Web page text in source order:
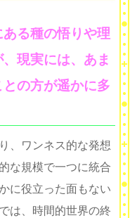
ある種の悟りや理
現実には、あま
の方が遥かに多
、ワンネス的な発想
な規模で一つに統合
に役立った面もない
は、時間的世界の終